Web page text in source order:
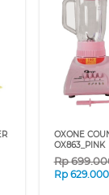
OXONE
OX863_PINK
Rp
Rp 629.000